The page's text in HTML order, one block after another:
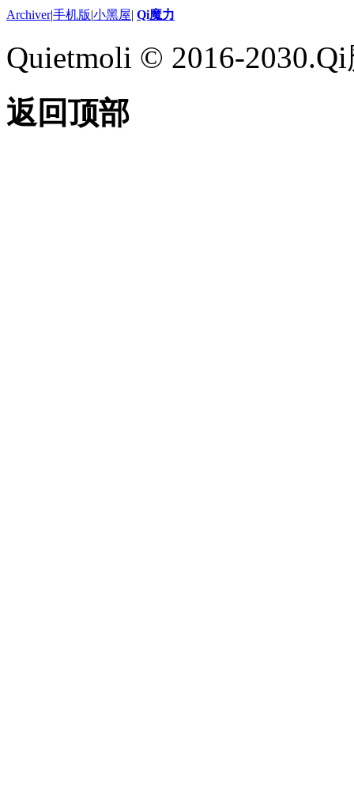
Archiver|手机版|小黑屋| Qi魔力
Quietmoli © 2016-
返回顶部